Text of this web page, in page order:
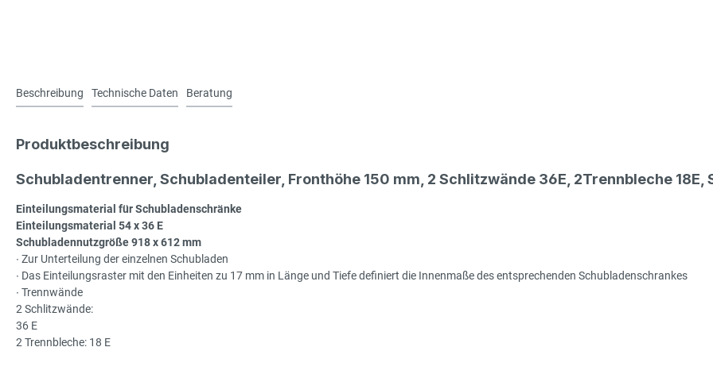
Beschreibung Technische Daten Beratung
Produktbeschreibung
Schubladentrenner, Schubladenteiler, Fronthöhe 150 mm, 2 Schlitzwände 36E, 2Trennbleche 18E,
Einteilungsmaterial für Schubladenschränke
Einteilungsmaterial 54 x 36 E
Schubladennutzgröße 918 x 612 mm
∙ Zur Unterteilung der einzelnen Schubladen
∙ Das Einteilungsraster mit den Einheiten zu 17 mm in Länge und Tiefe definiert die Innenmaße des entsprechenden Schubladenschrankes
∙ Trennwände
2 Schlitzwände:
36 E
2 Trennbleche: 18 E